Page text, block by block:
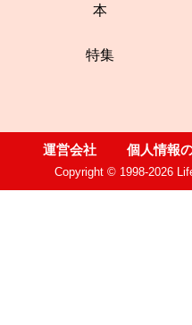
本
特集
運営会社 個人情報
Copyright © 1998-2026